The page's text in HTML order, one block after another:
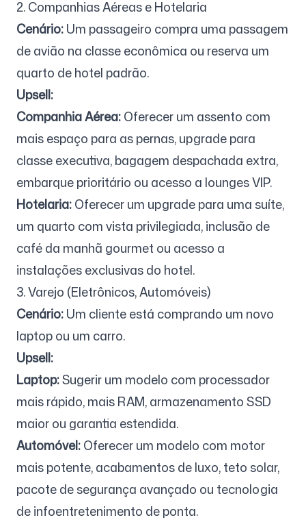
2. Companhias Aéreas e Hotelaria
Cenário:Um passageiro compra uma passagem
de avião na classe econômica ou reserva um
quarto de hotel padrão.
Upsell:
Companhia Aérea:Oferecer um assento com
mais espaço para as pernas, upgrade para
classe executiva, bagagem despachada extra,
embarque prioritário ou acesso a lounges VIP.
Hotelaria:Oferecer um upgrade para uma suíte,
um quarto com vista privilegiada, inclusão de
café da manhã gourmet ou acesso a
instalações exclusivas do hotel.
3. Varejo (Eletrônicos, Automóveis)
Cenário:Um cliente está comprando um novo
laptop ou um carro.
Upsell:
Laptop:Sugerir um modelo com processador
mais rápido, mais RAM, armazenamento SSD
maior ou garantia estendida.
Automóvel:Oferecer um modelo com motor
mais potente, acabamentos de luxo, teto solar,
pacote de segurança avançado ou tecnologia
de infoentretenimento de ponta.